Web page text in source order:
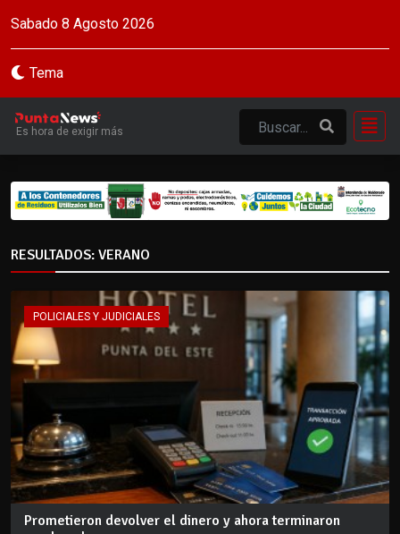
Sabado 8 Agosto 2026
Tema
Es hora de exigir más
RESULTADOS: VERANO
POLICIALES Y JUDICIALES
Prometieron devolver el dinero y ahora terminaron